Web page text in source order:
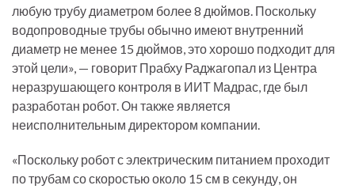
любую трубу диаметром более 8 дюймов. Поскольку
водопроводные трубы обычно имеют внутренний
диаметр не менее 15 дюймов, это хорошо подходит для
этой цели», — говорит Прабху Раджагопал из Центра
неразрушающего контроля в ИИТ Мадрас, где был
разработан робот. Он также является
неисполнительным директором компании.
«Поскольку робот с электрическим питанием проходит
по трубам со скоростью около 15 см в секунду, он